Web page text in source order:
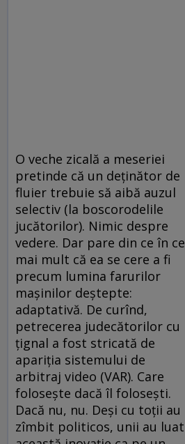
O veche zicală a meseriei
pretinde că un deţinător de
fluier trebuie să aibă auzul
selectiv (la boscorodelile
jucătorilor). Nimic despre
vedere. Dar pare din ce în ce
mai mult că ea se cere a fi
precum lumina farurilor
maşinilor deştepte:
adaptativă. De curînd,
petrecerea judecătorilor cu
ţignal a fost stricată de
apariţia sistemului de
arbitraj video (VAR). Care
foloseşte dacă îl foloseşti.
Dacă nu, nu. Deşi cu toţii au
zîmbit politicos, unii au luat